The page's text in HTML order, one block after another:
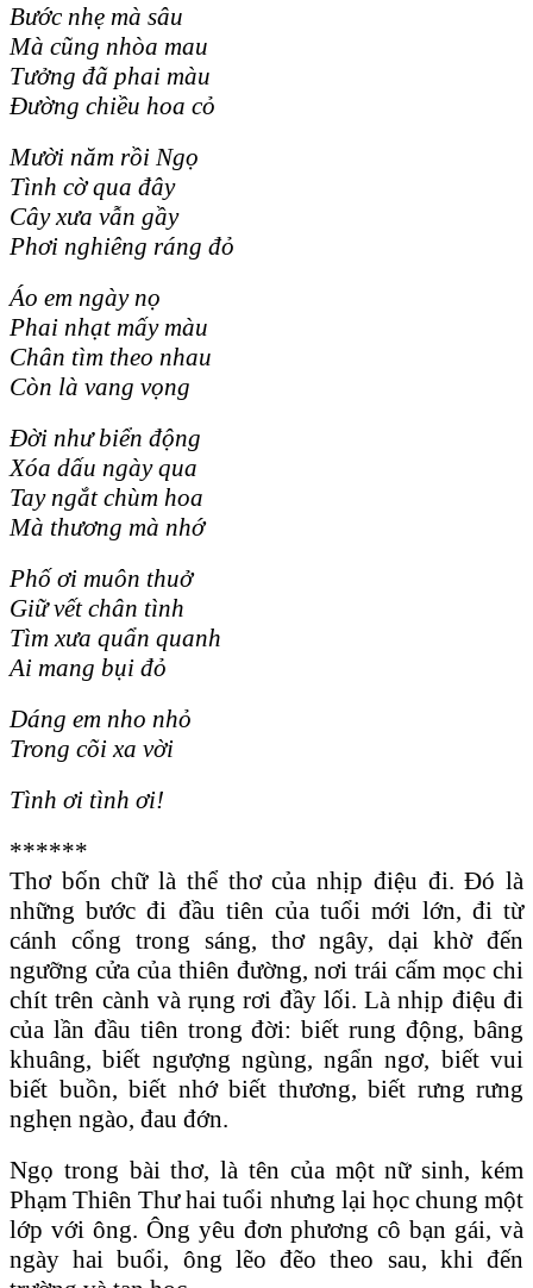
Bước nhẹ mà sâu
Mà cũng nhòa mau
Tưởng đã phai màu
Đường chiều hoa cỏ
Mười năm rồi Ngọ
Tình cờ qua đây
Cây xưa vẫn gầy
Phơi nghiêng ráng đỏ
Áo em ngày nọ
Phai nhạt mấy màu
Chân tìm theo nhau
Còn là vang vọng
Đời như biển động
Xóa dấu ngày qua
Tay ngắt chùm hoa
Mà thương mà nhớ
Phố ơi muôn thuở
Giữ vết chân tình
Tìm xưa quẩn quanh
Ai mang bụi đỏ
Dáng em nho nhỏ
Trong cõi xa vời
Tình ơi tình ơi!
******
Thơ bốn chữ là thể thơ của nhịp điệu đi. Đó là
những bước đi đầu tiên của tuổi mới lớn, đi từ
cánh cổng trong sáng, thơ ngây, dại khờ đến
ngưỡng cửa của thiên đường, nơi trái cấm mọc chi
chít trên cành và rụng rơi đầy lối. Là nhịp điệu đi
của lần đầu tiên trong đời: biết rung động, bâng
khuâng, biết ngượng ngùng, ngẩn ngơ, biết vui
biết buồn, biết nhớ biết thương, biết rưng rưng
nghẹn ngào, đau đớn.
Ngọ trong bài thơ, là tên của một nữ sinh, kém
Phạm Thiên Thư hai tuổi nhưng lại học chung một
lớp với ông. Ông yêu đơn phương cô bạn gái, và
ngày hai buổi, ông lẽo đẽo theo sau, khi đến